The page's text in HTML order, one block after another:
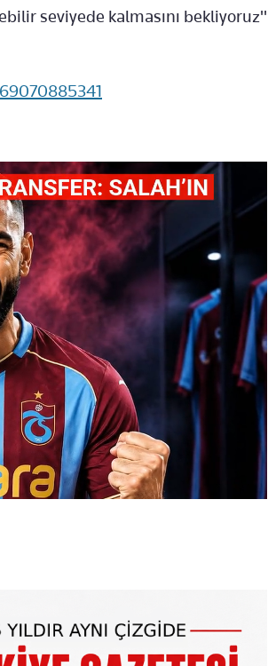
seviyede kalmasını bekliyoruz"